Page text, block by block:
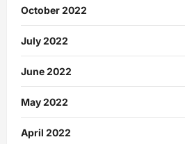
October 2022
July 2022
June 2022
May 2022
April 2022